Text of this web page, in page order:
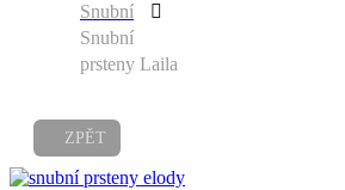
Snubní
Snubní
prsteny Laila
ZPĚT